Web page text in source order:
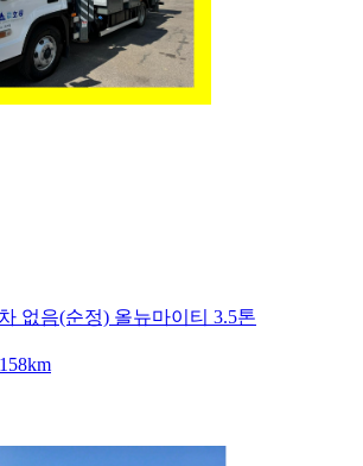
없음(순정) 올뉴마이티 3.5톤